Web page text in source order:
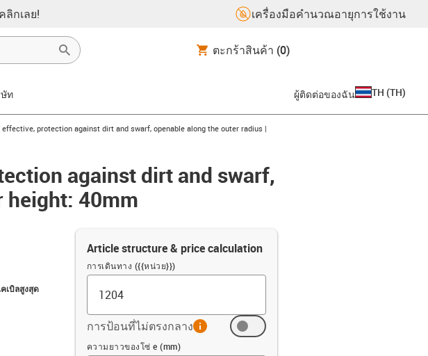
ลิกเลย! เครื่องมือคำนวณอายุการใช้งาน
ตะกร้าสินค้า (0)
ท ผู้ติดต่อของฉัน TH (TH)
effective, protection against dirt and swarf, openable along the outer radius |
against dirt and swarf,
height: 40mm
เบิลสูงสุด
Article structure & price calculation
การเดินทาง ({{หน่วย}})
การป้อนที่ไม่ตรงกลางinfo
ออฟเซ็ต (mm)
ความยาวของโซ่ e (mm)